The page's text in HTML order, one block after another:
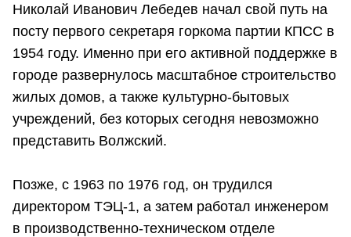
Николай Иванович Лебедев начал свой путь на
посту первого секретаря горкома партии КПСС в
1954 году. Именно при его активной поддержке в
городе развернулось масштабное строительство
жилых домов, а также культурно-бытовых
учреждений, без которых сегодня невозможно
представить Волжский.
Позже, с 1963 по 1976 год, он трудился
директором ТЭЦ-1, а затем работал инженером
в производственно-техническом отделе